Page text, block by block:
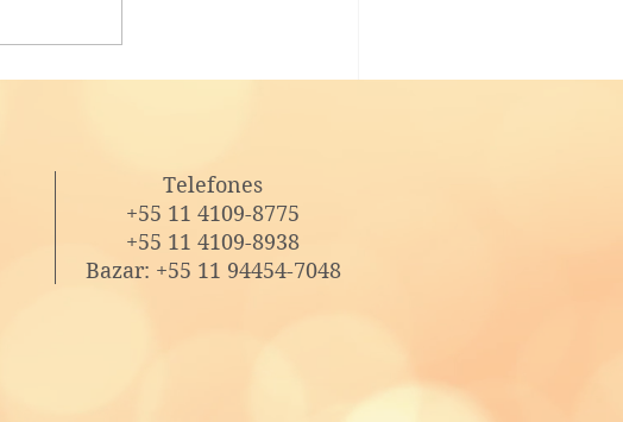
Ação social: Afeto, alimento
Telefones
+55 11 4109-8775
+55 11 4109-8938
Bazar: +55 11 94454-7048